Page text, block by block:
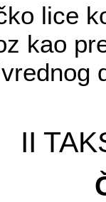
lice
kao
II